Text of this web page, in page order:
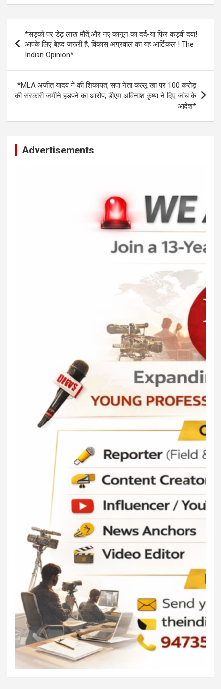
at
A
p
p
ce
o
o
k
se
n
g
py
n
ar
navigation
*सड़कों पर डेढ़ लाख मौतें,और नए कानून का दर्द-या फिर कड़वी दवा!
आपके लिए बेहद जरूरी है, विकास अग्रवाल का यह आर्टिकल ! The
Indian Opinion*
*MLA अजीत यादव ने की शिकायत, सपा नेता कल्लू खां पर 100 करोड़
की सरकारी जमीने हड़पने का आरोप, डीएम अविनाश कृष्ण ने दिए जांच के
आदेश*
Advertisements